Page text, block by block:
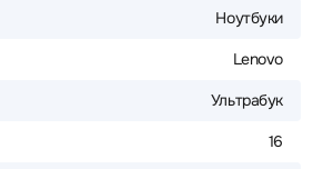
Ноутбуки
Lenovo
Ультрабук
16